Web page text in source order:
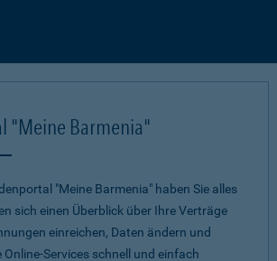
"Meine Barmenia"
"Meine Barmenia" haben Sie alles
sich einen Überblick über Ihre Verträge
einreichen, Daten ändern und
Services schnell und einfach